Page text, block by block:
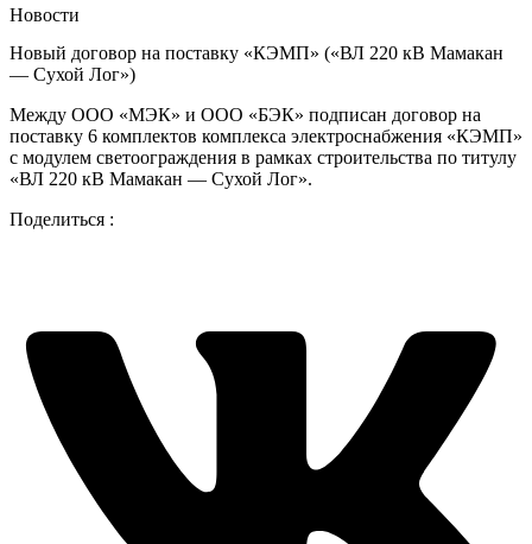
Новости
Новый договор на поставку «КЭМП» («ВЛ 220 кВ Мамакан
— Сухой Лог»)
Между ООО «МЭК» и ООО «БЭК» подписан договор на
поставку 6 комплектов комплекса электроснабжения «КЭМП»
с модулем светоограждения в рамках строительства по титулу
«ВЛ 220 кВ Мамакан — Сухой Лог».
Поделиться :